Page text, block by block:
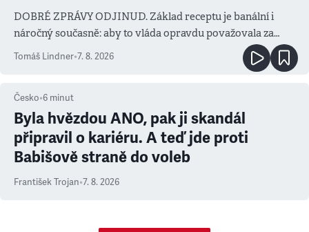
DOBRÉ ZPRÁVY ODJINUD. Základ receptu je banální i
náročný současně: aby to vláda opravdu považovala za
prioritu
Tomáš Lindner•7. 8. 2026
Česko•6 minut
Byla hvězdou ANO, pak ji skandál
připravil o kariéru. A teď jde proti
Babišově straně do voleb
František Trojan•7. 8. 2026